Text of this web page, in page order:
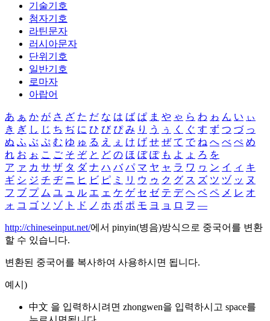
기술기호
첨자기호
라틴문자
러시아문자
단위기호
일반기호
로마자
아랍어
あ ぁ か が さ ざ た だ な は ば ぱ ま や ゃ ら わ ゎ ん い ぃ
き ぎ し じ ち ぢ に ひ び ぴ み り う ぅ く ぐ す ず つ づ っ
ぬ ふ ぶ ぷ む ゆ ゅ る え ぇ け げ せ ぜ て で ね へ べ ぺ め
れ お ぉ こ ご そ ぞ と ど の ほ ぼ ぽ も よ ょ ろ を
ア ァ カ サ ザ タ ダ ナ ハ バ パ マ ヤ ャ ラ ワ ヮ ン イ ィ キ
ギ シ ジ チ ヂ ニ ヒ ビ ピ ミ リ ウ ゥ ク グ ス ズ ツ ヅ ッ ヌ
フ ブ プ ム ユ ュ ル エ ェ ケ ゲ セ ゼ テ デ ヘ ベ ペ メ レ オ
ォ コ ゴ ソ ゾ ト ド ノ ホ ボ ポ モ ヨ ョ ロ ヲ ―
http://chineseinput.net/에서 pinyin(병음)방식으로 중국어를 변환
할 수 있습니다.
변환된 중국어를 복사하여 사용하시면 됩니다.
예시)
中文 을 입력하시려면 zhongwen을 입력하시고 space를